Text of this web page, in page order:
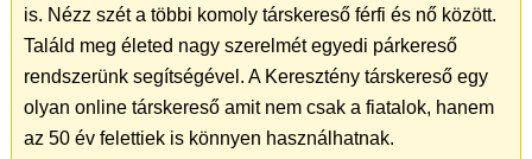
is. Nézz szét a többi komoly társkereső férfi és nő között.
Találd meg életed nagy szerelmét egyedi párkereső
rendszerünk segítségével. A Keresztény társkereső egy
olyan online társkereső amit nem csak a fiatalok, hanem
az 50 év felettiek is könnyen használhatnak.